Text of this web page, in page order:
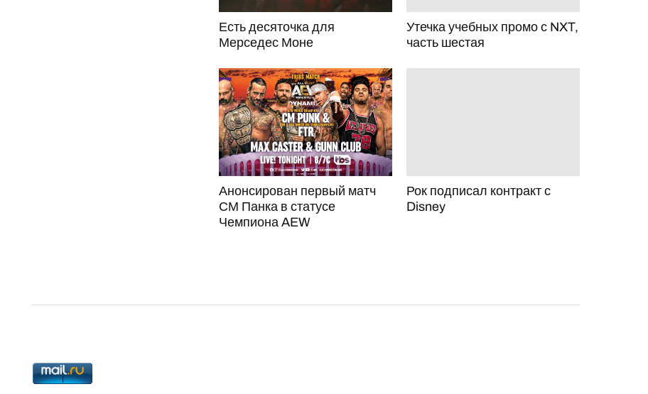
Есть десяточка для
Мерседес Моне
Утечка учебных промо с NXT,
часть шестая
Анонсирован первый матч
СМ Панка в статусе
Чемпиона AEW
Рок подписал контракт с
Disney